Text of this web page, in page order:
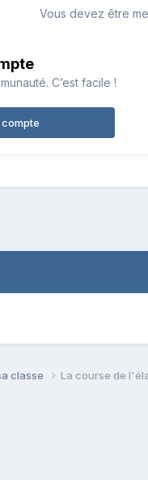
Vous devez être
C’est facile !
classe La course de